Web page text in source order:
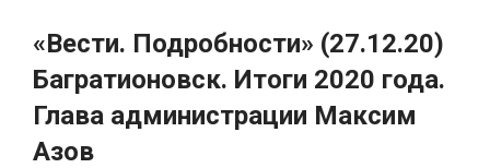
«Вести. Подробности» (27.12.20)
Багратионовск. Итоги 2020 года.
Глава администрации Максим
Азов